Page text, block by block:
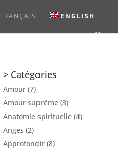
FRANÇAIS ENGLISH
> Catégories
Amour (7)
Amour suprême (3)
Anatomie spirituelle (4)
Anges (2)
Approfondir (8)